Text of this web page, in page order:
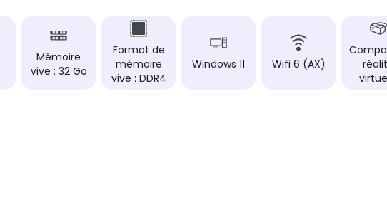
Mémoire
vive : 32 Go
Format de
mémoire
vive : DDR4
Windows 11 Wifi 6 (AX)